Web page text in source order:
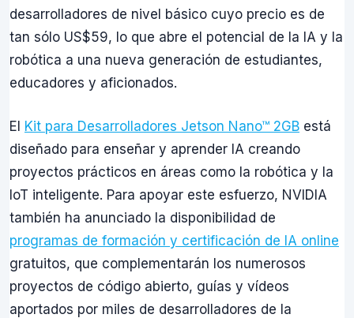
desarrolladores de nivel básico cuyo precio es de
tan sólo US$59, lo que abre el potencial de la IA y la
robótica a una nueva generación de estudiantes,
educadores y aficionados.
El Kit para Desarrolladores Jetson Nano™ 2GB está
diseñado para enseñar y aprender IA creando
proyectos prácticos en áreas como la robótica y la
IoT inteligente. Para apoyar este esfuerzo, NVIDIA
también ha anunciado la disponibilidad de
programas de formación y certificación de IA online
gratuitos, que complementarán los numerosos
proyectos de código abierto, guías y vídeos
aportados por miles de desarrolladores de la